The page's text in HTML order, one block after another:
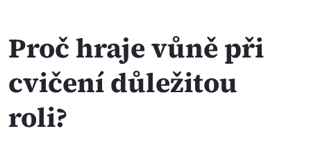
Proč hraje vůně při
cvičení důležitou
roli?